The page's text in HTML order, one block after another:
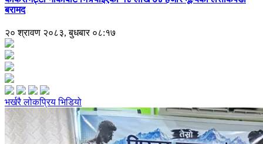
बरामद
२० श्रावण २०८३, बुधबार ०८:१७
भर्खरैलोकप्रियभिडियो